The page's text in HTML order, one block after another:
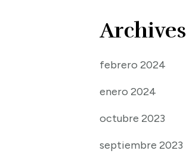
Archives
febrero 2024
enero 2024
octubre 2023
septiembre 2023